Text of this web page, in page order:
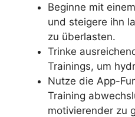
Beginne mit
und steigere ihn
zu überlasten.
Trinke
Trainings, um
Nutze die App-
Training
motivierender zu